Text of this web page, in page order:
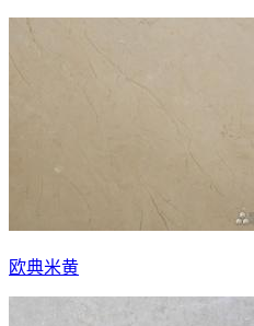
欧典米黄